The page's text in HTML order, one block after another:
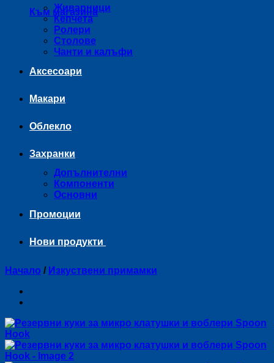
Към магазина
Живарници
Кепчета
Ролери
Столове
Чанти и калъфи
Аксесоари
Макари
Облекло
Захранки
Допълнителни
Компоненти
Основни
Промоции
Нови продукти
Начало / Изкуствени примамки